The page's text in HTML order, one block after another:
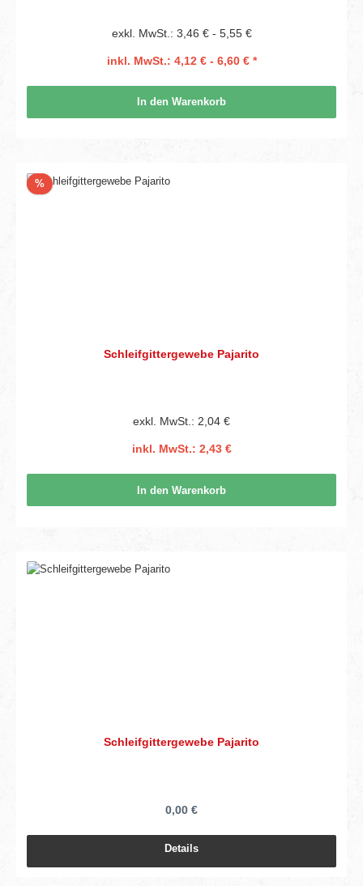
exkl. MwSt.: 3,46 € - 5,55 €
inkl. MwSt.: 4,12 € - 6,60 € *
In den Warenkorb
%Rabatt
Schleifgittergewebe Pajarito
exkl. MwSt.: 2,04 €
inkl. MwSt.: 2,43 €
In den Warenkorb
Schleifgittergewebe Pajarito
0,00 €
Details